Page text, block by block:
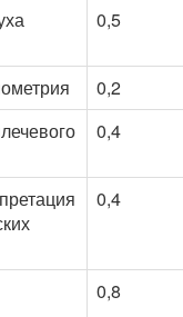
0,5
0,2
0,4
0,4
0,8